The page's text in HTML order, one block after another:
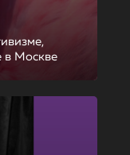
в Москве